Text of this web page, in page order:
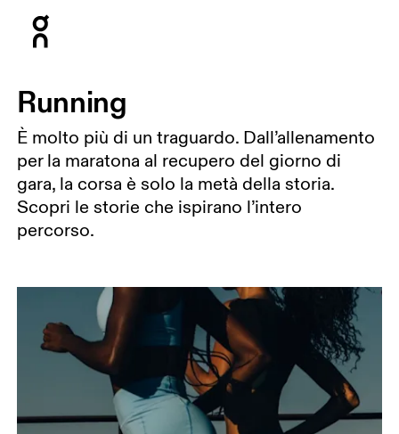
Running
È molto più di un traguardo. Dall’allenamento
per la maratona al recupero del giorno di
gara, la corsa è solo la metà della storia.
Scopri le storie che ispirano l’intero
percorso.